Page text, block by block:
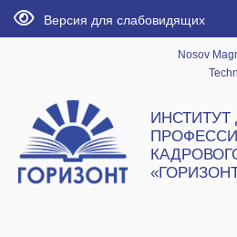
Версия для слабовидящих
Nosov